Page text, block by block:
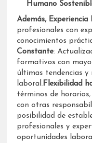
Humano
Además, Experiencia
profesionales con
conocimientos
Constante:
formativos con
últimas tendencias y
laboral. Flexibilidad
términos de
con otras
posibilidad de
profesionales y
oportunidades